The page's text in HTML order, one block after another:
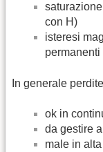
con H)
isteresi
In generale
ok in
da gestire
male in